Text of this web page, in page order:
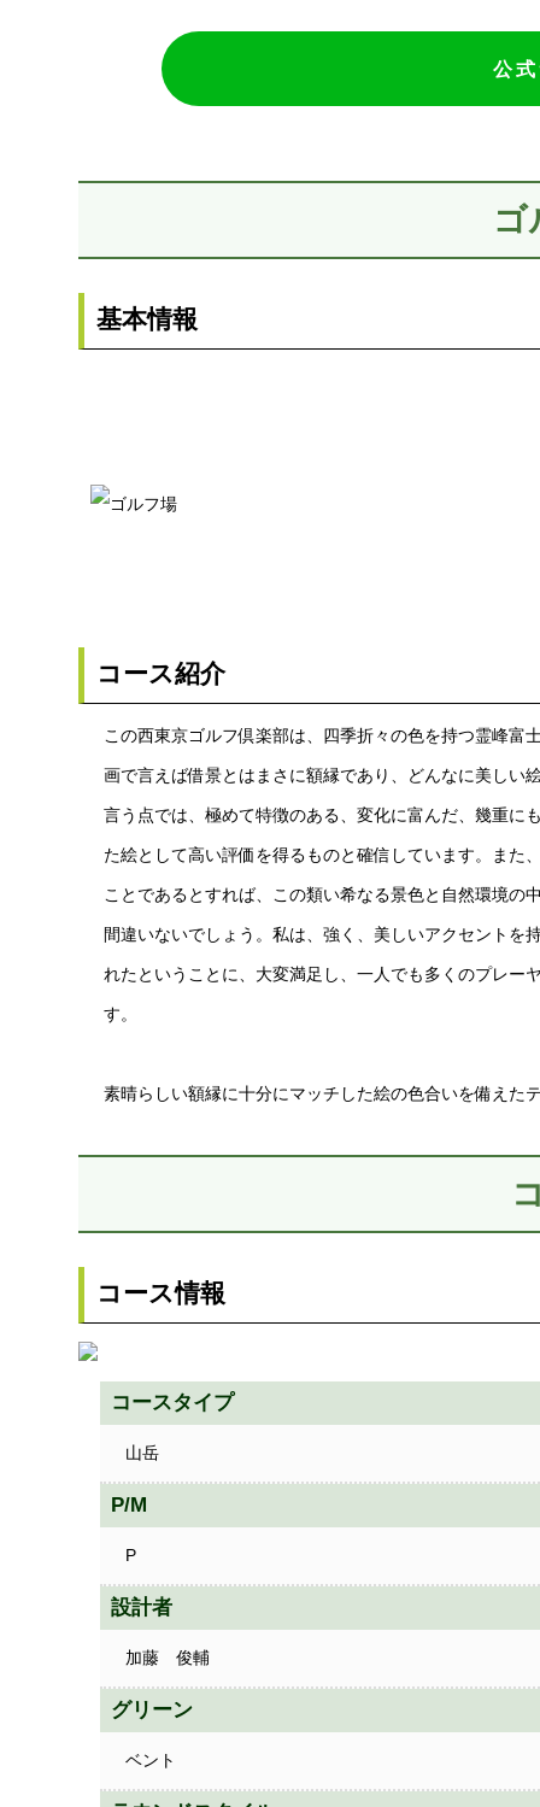
公
ゴ
基本情報
コース紹介
この西東京ゴルフ倶楽部は、四季折々の色を持つ霊峰
画で言えば借景とはまさに額縁であり、どんなに美しい
言う点では、極めて特徴のある、変化に富んだ、幾重に
た絵として高い評価を得るものと確信しています。また
ことであるとすれば、この類い希なる景色と自然環境
間違いないでしょう。私は、強く、美しいアクセントを
れたということに、大変満足し、一人でも多くのプレー
す。
素晴らしい額縁に十分にマッチした絵の色合いを備えた
コース情報
コースタイプ
山岳
P/M
P
設計者
加藤 俊輔
グリーン
ベント